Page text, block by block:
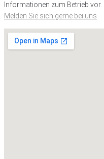
Informationen zum Betrieb
Melden Sie sich gerne bei uns